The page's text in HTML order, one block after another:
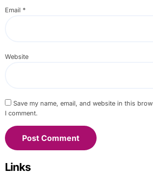
Email *
Website
Save my name, email, and website in this
I comment.
Links